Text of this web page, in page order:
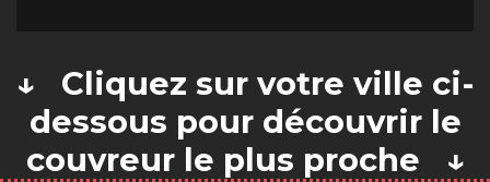
↓ Cliquez sur votre ville ci-
dessous pour découvrir le
couvreur le plus proche ↓